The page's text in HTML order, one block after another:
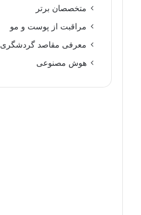
متخصصان برتر
مراقبت از پوست و مو
معرفی مقاصد گردشگری
هوش مصنوعی